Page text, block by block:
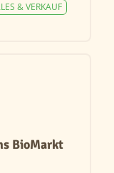
& VERKAUF
BioMarkt